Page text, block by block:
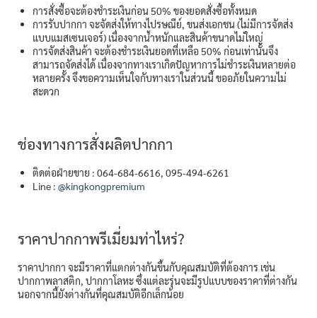
การสั่งซื้อจะต้องชำระเงินก่อน 50% ของยอดสั่งซื้อทั้งหมด
การรับปากกา จะจัดส่งให้ทางไปรษณีย์, ขนส่งเอกชน (ไม่มีการจัดส่ง
แบบแมสเซนเจอร์) เนื่องจากน้ำหนักและสินค้าขนาดไม่ใหญ่
การจัดส่งสินค้า จะต้องชำระเงินยอดที่เหลือ 50% ก่อนเท่านั้นจึง
สามารถจัดส่งได้ เนื่องจากทางเราเกิดปัญหาการไม่ชำระเงินหลายต่อ
หลายครั้ง จึงขอความเห็นใจกับทางเราในส่วนนี้ ขออภัยในความไม่
สะดวก
ช่องทางการสั่งผลิตปากกา
ติดต่อฝ่ายขาย : 064-684-6616, 095-494-6261
Line : @kingkongpremium
ราคาปากกาพรีเมี่ยมท่าไหร่?
ราคาปากกา จะมีราคาที่แตกต่างกันขึ้นกับคุณสมบัติที่ต้องการ เช่น
ปากกาพลาสติก, ปากกาโลหะ ซึ่งแต่ละรุ่นจะมีรูปแบบของราคาที่ต่างกัน
นอกจากนี้ยังต่างกันที่คุณสมบัติอีกเล็กน้อย